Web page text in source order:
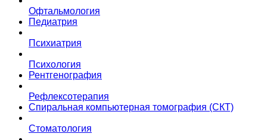
Офтальмология
Педиатрия
Психиатрия
Психология
Рентгенография
Рефлексотерапия
Спиральная компьютерная томография (СКТ)
Стоматология